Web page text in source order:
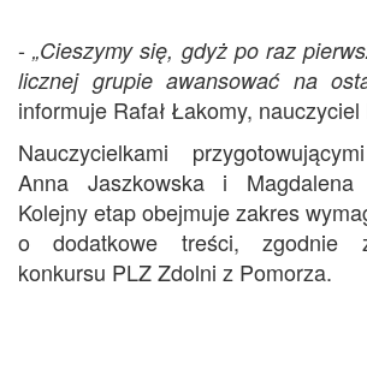
-„Cieszymy się, gdyż po raz
licznej grupie awansować na
informuje Rafał Łakomy, nauczyciel
Nauczycielkami
Anna Jaszkowska i Magdalena
Kolejny etap obejmuje zakres
o dodatkowe treści, zgodnie
konkursu PLZ Zdolni z Pomorza.